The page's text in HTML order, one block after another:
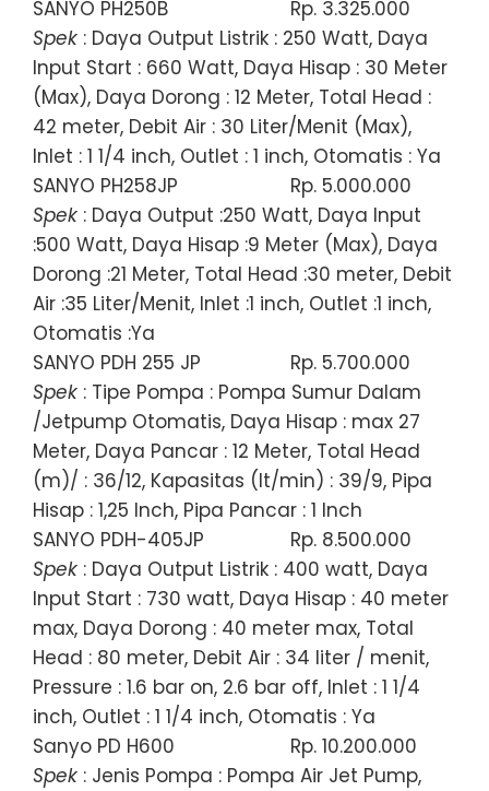
SANYO PH250B
Rp. 3.325.000
Spek : Daya Output Listrik : 250 Watt, Daya
Input Start : 660 Watt, Daya Hisap : 30 Meter
(Max), Daya Dorong : 12 Meter, Total Head :
42 meter, Debit Air : 30 Liter/Menit (Max),
Inlet : 1 1/4 inch, Outlet : 1 inch, Otomatis : Ya
SANYO PH258JP
Rp. 5.000.000
Spek : Daya Output :250 Watt, Daya Input
:500 Watt, Daya Hisap :9 Meter (Max), Daya
Dorong :21 Meter, Total Head :30 meter, Debit
Air :35 Liter/Menit, Inlet :1 inch, Outlet :1 inch,
Otomatis :Ya
SANYO PDH 255 JP
Rp. 5.700.000
Spek : Tipe Pompa : Pompa Sumur Dalam
/Jetpump Otomatis, Daya Hisap : max 27
Meter, Daya Pancar : 12 Meter, Total Head
(m)/ : 36/12, Kapasitas (lt/min) : 39/9, Pipa
Hisap : 1,25 Inch, Pipa Pancar : 1 Inch
SANYO PDH-405JP
Rp. 8.500.000
Spek : Daya Output Listrik : 400 watt, Daya
Input Start : 730 watt, Daya Hisap : 40 meter
max, Daya Dorong : 40 meter max, Total
Head : 80 meter, Debit Air : 34 liter / menit,
Pressure : 1.6 bar on, 2.6 bar off, Inlet : 1 1/4
inch, Outlet : 1 1/4 inch, Otomatis : Ya
Sanyo PD H600
Rp. 10.200.000
Spek : Jenis Pompa : Pompa Air Jet Pump,